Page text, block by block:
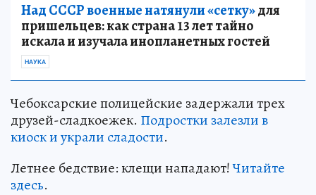
Над СССР военные натянули «сетку»для
пришельцев: как страна 13 лет тайно
искала и изучала инопланетных гостей
НАУКА
Чебоксарские полицейские задержали трех
друзей-сладкоежек. Подростки залезли в
киоск и украли сладости.
Летнее бедствие: клещи нападают!Читайте
здесь.